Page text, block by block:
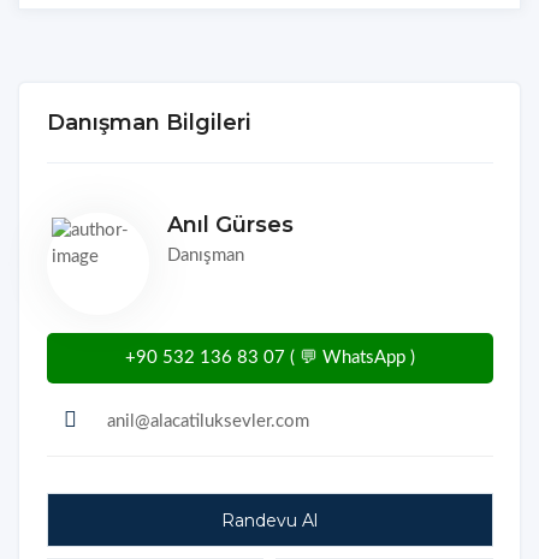
Danışman Bilgileri
Anıl Gürses
Danışman
+90 532 136 83 07 ( 💬 WhatsApp )
anil@alacatiluksevler.com